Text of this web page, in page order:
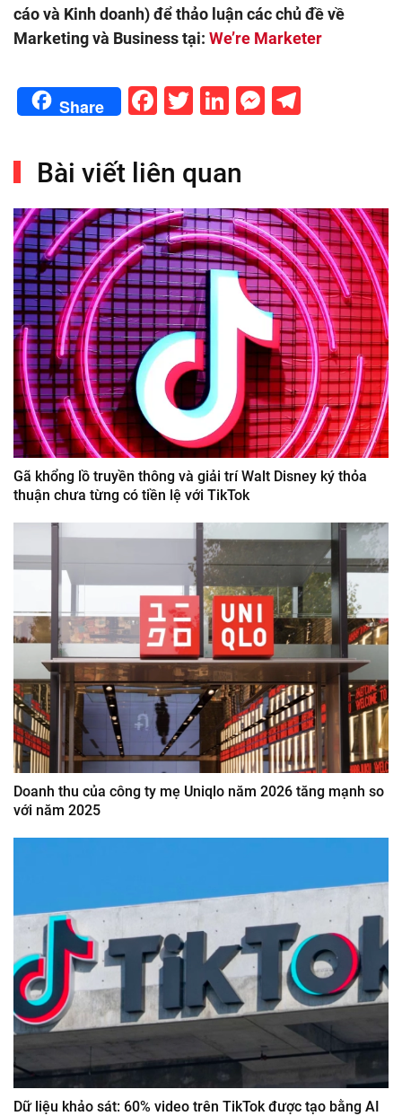
cáo và Kinh doanh) để thảo luận các chủ đề về
Marketing và Business tại: We’re Marketer
Share Facebook
Twitter
LinkedIn
Bài viết liên quan
Gã khổng lồ truyền thông và giải trí Walt Disney ký thỏa
thuận chưa từng có tiền lệ với TikTok
Doanh thu của công ty mẹ Uniqlo năm 2026 tăng mạnh so
với năm 2025
Dữ liệu khảo sát: 60% video trên TikTok được tạo bằng AI